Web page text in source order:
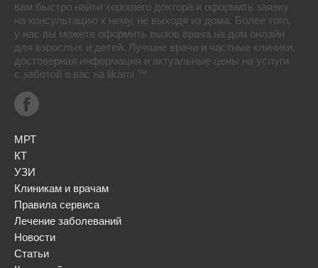
вам быстро найти хорошего доктора и оформить заявку
на консультацию к нему, не выходя из дома. Более того,
у нас вы можете оформить вызов врача на дом онлайн
для взрослых и детей. Лучшие врачи и частные клиники,
достоверная информация и актуальные цены на услуги
с заботой о вас на likarni ™
МРТ
КТ
УЗИ
Клиникам и врачам
Правила сервиса
Лечение заболеваний
Новости
Статьи